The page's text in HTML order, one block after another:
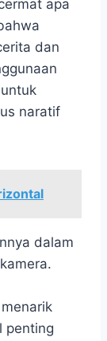
apa
dan
naratif
dalam
penting